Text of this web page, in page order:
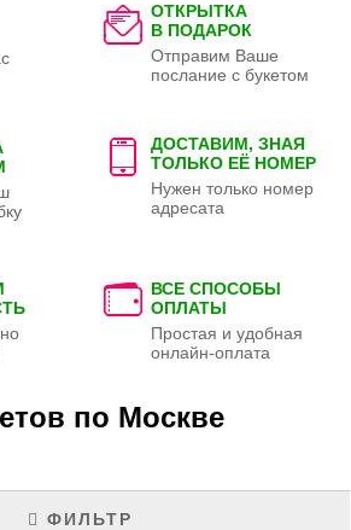
ОТКРЫТКА
В ПОДАРОК
Отправим Ваше
послание с букетом
ДОСТАВИМ, ЗНАЯ
ТОЛЬКО ЕЁ НОМЕР
Нужен только номер
адресата
ВСЕ СПОСОБЫ
ОПЛАТЫ
Простая и удобная
онлайн-оплата
по Москве
ФИЛЬТР